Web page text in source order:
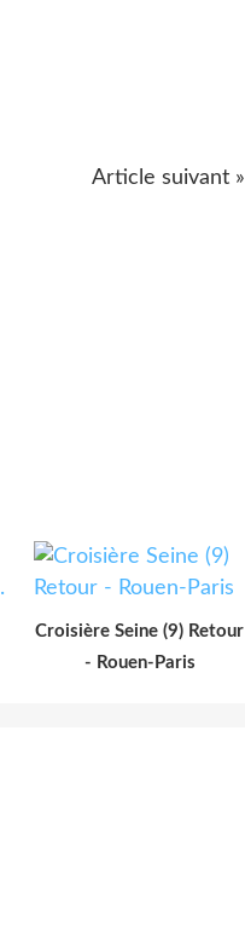
Article suivant »
Croisière Seine (9) Retour
- Rouen-Paris